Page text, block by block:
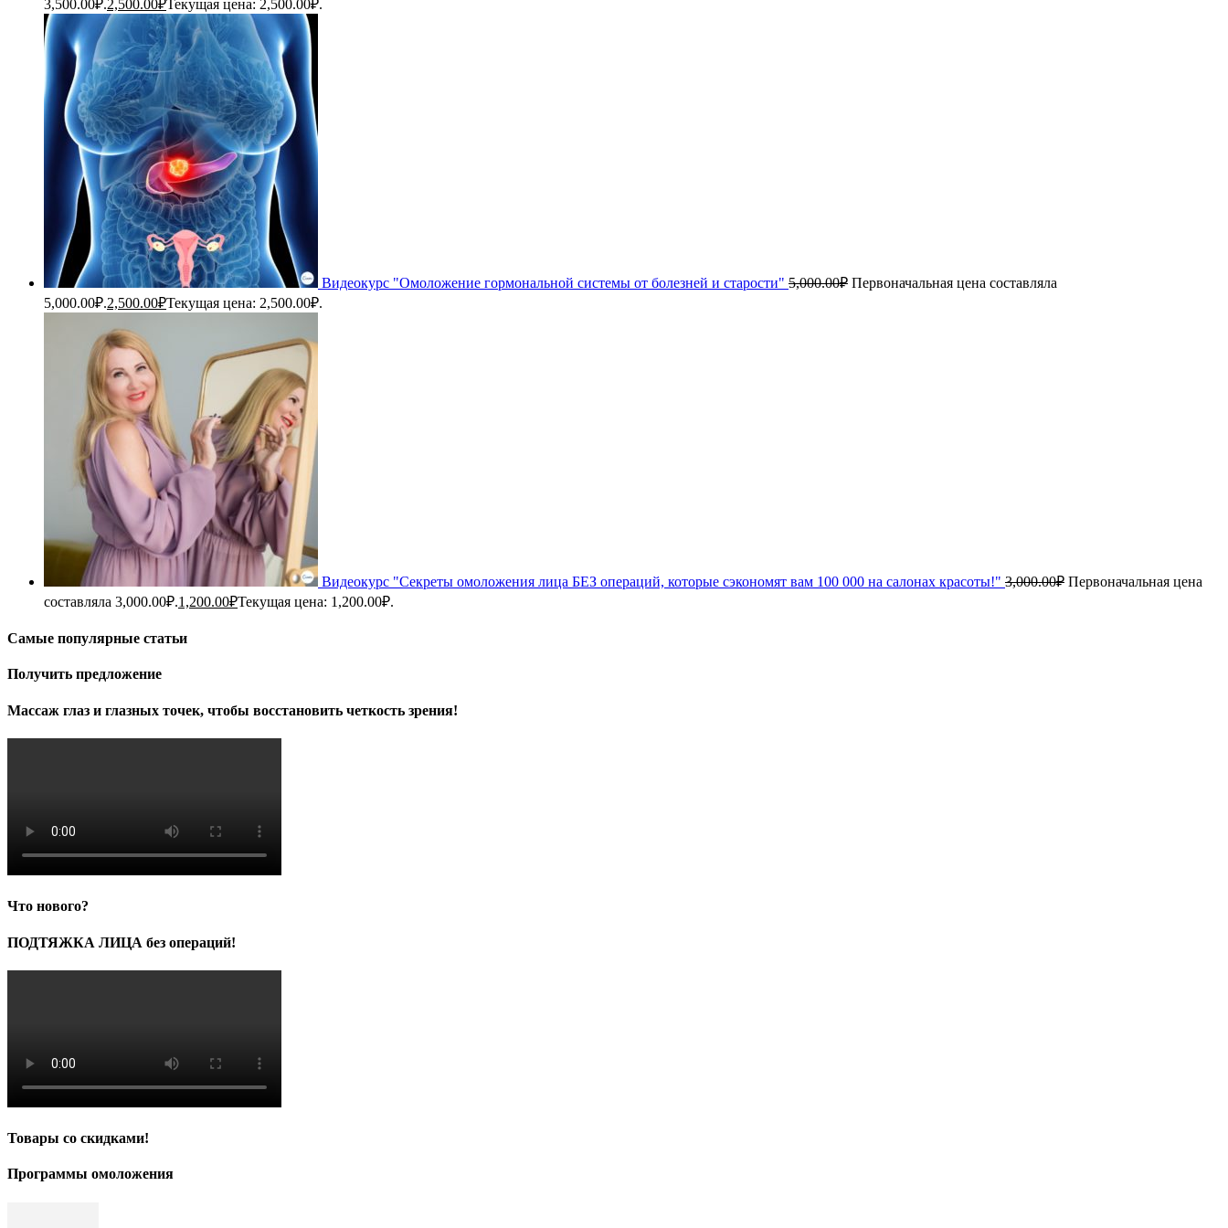
3,500.00₽.2,500.00₽Текущая цена: 2,500.00₽.
Видеокурс "Омоложение гормональной системы от болезней и старости" 5,000.00₽ Первоначальная цена составляла
5,000.00₽.2,500.00₽Текущая цена: 2,500.00₽.
Видеокурс "Секреты омоложения лица БЕЗ операций, которые сэкономят вам 100 000 на салонах красоты!" 3,000.00₽ Первоначальная цена
составляла 3,000.00₽.1,200.00₽Текущая цена: 1,200.00₽.
Самые популярные статьи
Получить предложение
Массаж глаз и глазных точек, чтобы восстановить четкость зрения!
Что нового?
ПОДТЯЖКА ЛИЦА без операций!
Товары со скидками!
Программы омоложения